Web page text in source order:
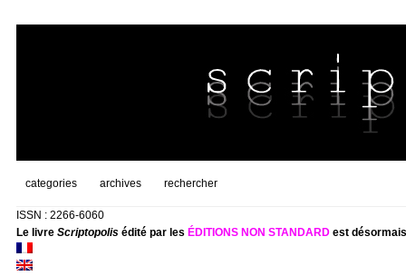
categories archives rechercher
ISSN : 2266-6060
Le livre Scriptopolisédité par les ÉDITIONS NON STANDARDest